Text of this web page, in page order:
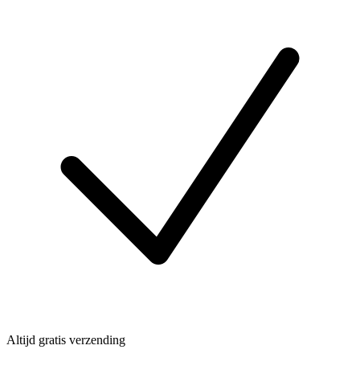
Altijd gratis verzending